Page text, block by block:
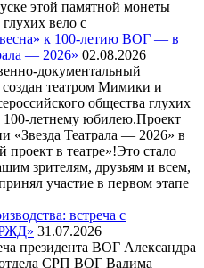
этой памятной монеты
вело с
к 100-летию ВОГ — в
— 2026» 02.08.2026
документальный
создан театром Мимики и
общества глухих
летнему юбилею.Проект
«Звезда Театрала — 2026» в
в театре»!Это стало
зрителям, друзьям и всем,
участие в первом этапе
встреча с
31.07.2026
президента ВОГ Александра
отдела СРП ВОГ Вадима